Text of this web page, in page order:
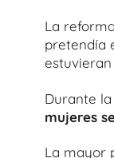
La
pretendía
Durante
mujeres
La mayor